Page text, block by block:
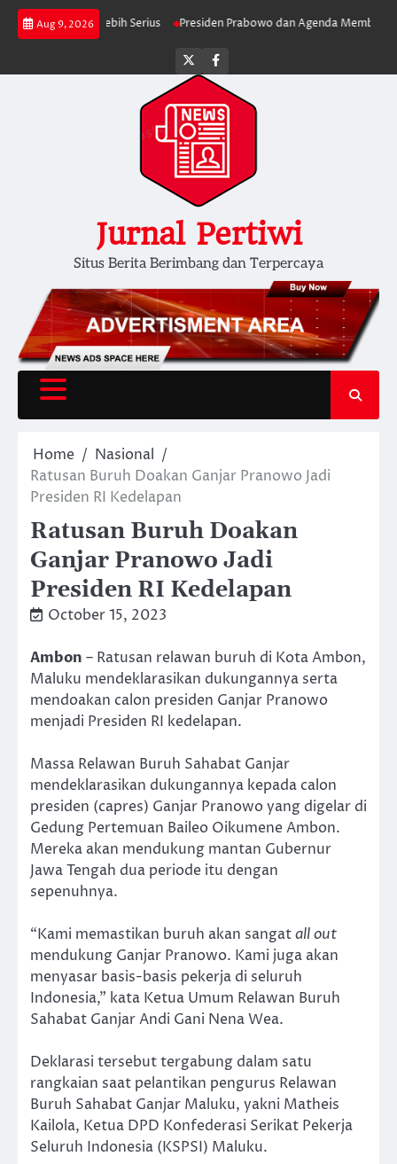
Skip
Aug 9, 2026
Berjalan Lebih Serius Presiden Prabowo dan Agenda Membersihkan
Twitterfacebook
Jurnal Pertiwi
Situs Berita Berimbang dan Terpercaya
Home
Nasional
Ratusan Buruh Doakan Ganjar Pranowo Jadi
Presiden RI Kedelapan
Ratusan Buruh Doakan
Ganjar Pranowo Jadi
Presiden RI Kedelapan
October 15, 2023
Ambon – Ratusan relawan buruh di Kota Ambon,
Maluku mendeklarasikan dukungannya serta
mendoakan calon presiden Ganjar Pranowo
menjadi Presiden RI kedelapan.
Massa Relawan Buruh Sahabat Ganjar
mendeklarasikan dukungannya kepada calon
presiden (capres) Ganjar Pranowo yang digelar di
Gedung Pertemuan Baileo Oikumene Ambon.
Mereka akan mendukung mantan Gubernur
Jawa Tengah dua periode itu dengan
sepenuhnya.
“Kami memastikan buruh akan sangatall out
mendukung Ganjar Pranowo. Kami juga akan
menyasar basis-basis pekerja di seluruh
Indonesia,” kata Ketua Umum Relawan Buruh
Sahabat Ganjar Andi Gani Nena Wea.
Deklarasi tersebut tergabung dalam satu
rangkaian saat pelantikan pengurus Relawan
Buruh Sahabat Ganjar Maluku, yakni Matheis
Kailola, Ketua DPD Konfederasi Serikat Pekerja
Seluruh Indonesia (KSPSI) Maluku.